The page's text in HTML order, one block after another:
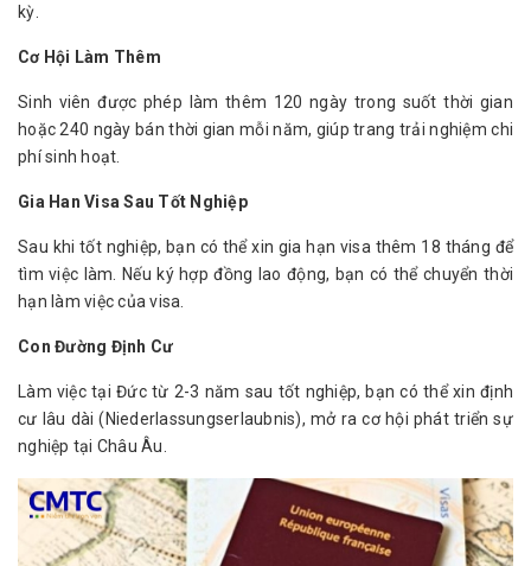
kỳ.
Cơ Hội Làm Thêm
Sinh viên được phép làm thêm 120 ngày trong suốt thời gian
hoặc 240 ngày bán thời gian mỗi năm, giúp trang trải nghiệm chi
phí sinh hoạt.
Gia Han Visa Sau Tốt Nghiệp
Sau khi tốt nghiệp, bạn có thể xin gia hạn visa thêm 18 tháng để
tìm việc làm. Nếu ký hợp đồng lao động, bạn có thể chuyển thời
hạn làm việc của visa.
Con Đường Định Cư
Làm việc tại Đức từ 2-3 năm sau tốt nghiệp, bạn có thể xin định
cư lâu dài (Niederlassungserlaubnis), mở ra cơ hội phát triển sự
nghiệp tại Châu Âu.